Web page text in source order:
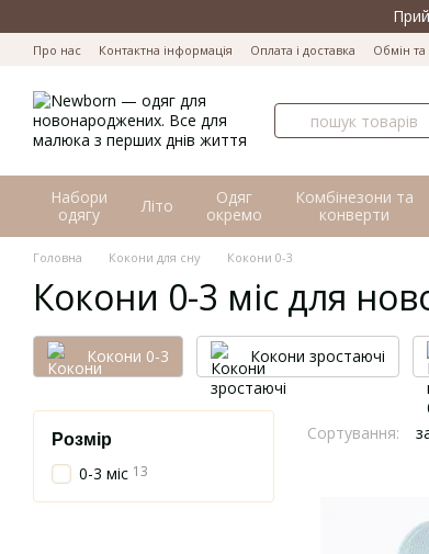
Про нас Контактна інформація Оплата і доставка Обмін
Набори
одягу
Літо
Одяг
окремо
Комбінезони та
конверти
Головна Кокони для сну Кокони 0-3
Кокони 0-3 міс для
Кокони 0-3 Кокони зростаючі
Сортування:
Розмір
0-3 міс 13